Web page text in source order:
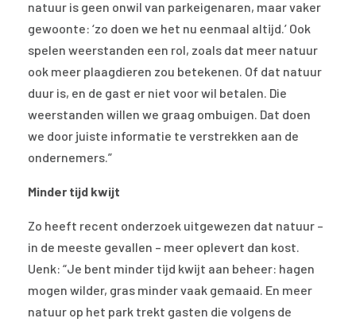
natuur is geen onwil van parkeigenaren, maar vaker
gewoonte: ‘zo doen we het nu eenmaal altijd.’ Ook
spelen weerstanden een rol, zoals dat meer natuur
ook meer plaagdieren zou betekenen. Of dat natuur
duur is, en de gast er niet voor wil betalen. Die
weerstanden willen we graag ombuigen. Dat doen
we door juiste informatie te verstrekken aan de
ondernemers.”
Minder tijd kwijt
Zo heeft recent onderzoek uitgewezen dat natuur –
in de meeste gevallen – meer oplevert dan kost.
Uenk: “Je bent minder tijd kwijt aan beheer: hagen
mogen wilder, gras minder vaak gemaaid. En meer
natuur op het park trekt gasten die volgens de